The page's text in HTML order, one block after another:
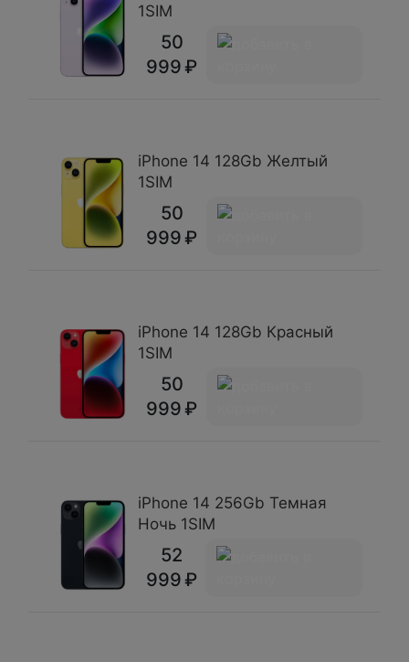
1SIM
50
999
iPhone 14 128Gb Желтый
1SIM
50
999
iPhone 14 128Gb Красный
1SIM
50
999
iPhone 14 256Gb Темная
Ночь 1SIM
52
999